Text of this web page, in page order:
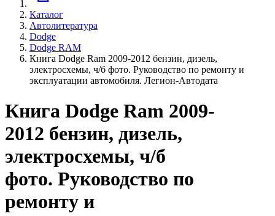
Каталог
Автолитература
Dodge
Dodge RAM
Книга Dodge Ram 2009-2012 бензин, дизель,
электросхемы, ч/б фото. Руководство по ремонту и
эксплуатации автомобиля. Легион-Aвтодата
Книга Dodge Ram 2009-
2012 бензин, дизель,
электросхемы, ч/б
фото. Руководство по
ремонту и